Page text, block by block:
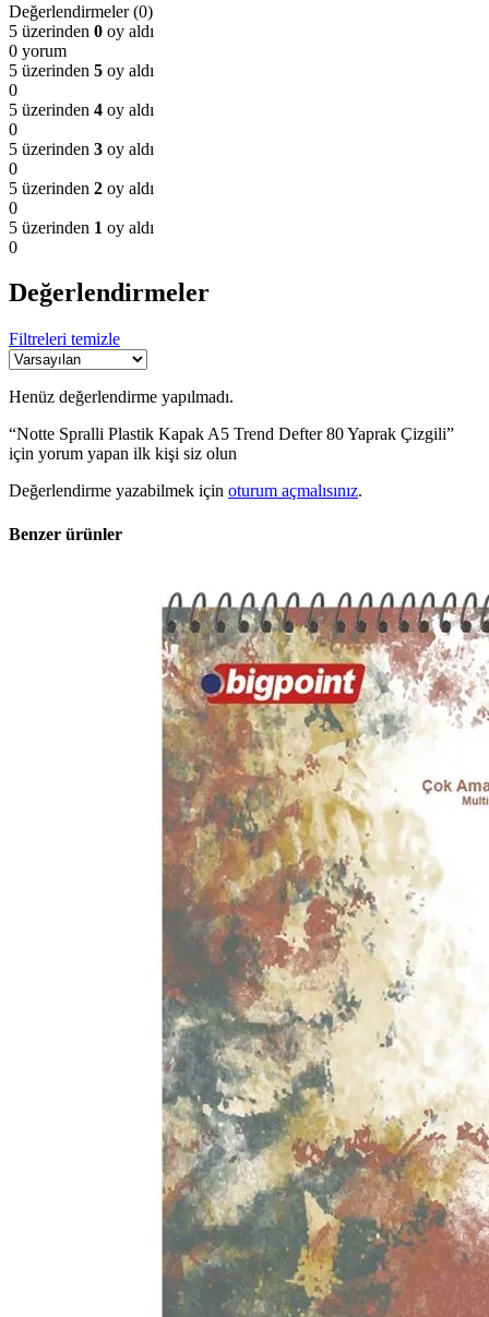
Değerlendirmeler (0)
5 üzerinden 0 oy aldı
0 yorum
5 üzerinden 5 oy aldı
0
5 üzerinden 4 oy aldı
0
5 üzerinden 3 oy aldı
0
5 üzerinden 2 oy aldı
0
5 üzerinden 1 oy aldı
0
Değerlendirmeler
Filtreleri temizle
Henüz değerlendirme yapılmadı.
“Notte Spralli Plastik Kapak A5 Trend Defter 80 Yaprak Çizgili”
için yorum yapan ilk kişi siz olun
Değerlendirme yazabilmek için oturum açmalısınız.
Benzer ürünler